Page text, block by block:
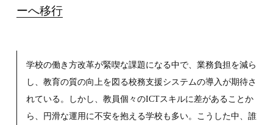
ーへ移行
学校の働き方改革が緊喫な課題になる中で、業務負担を減ら
し、教育の質の向上を図る校務支援システムの導入が期待さ
れている。しかし、教員個々のICTスキルに差があることか
ら、円滑な運用に不安を抱える学校も多い。こうした中、誰